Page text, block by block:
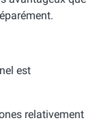
est
relativement